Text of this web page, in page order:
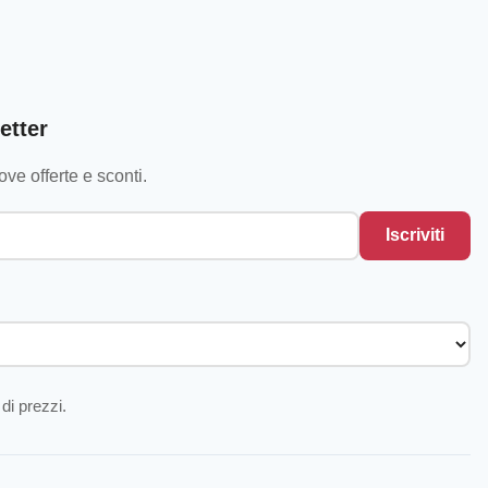
offerte e sconti.
Iscriviti
prezzi.